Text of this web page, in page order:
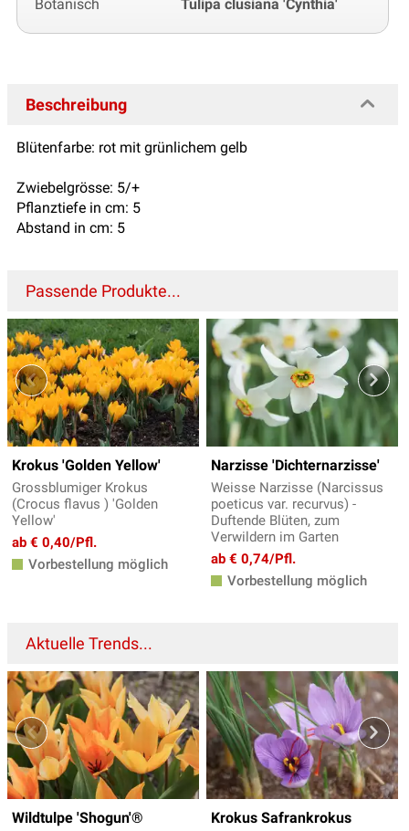
Botanisch Tulipa clusiana 'Cynthia'
Beschreibung
Blütenfarbe: rot mit grünlichem gelb
Zwiebelgrösse: 5/+
Pflanztiefe in cm: 5
Abstand in cm: 5
Passende Produkte...
Krokus 'Golden Yellow'
Grossblumiger Krokus
(Crocus flavus ) 'Golden
Yellow'
ab € 0,40/Pfl.
Vorbestellung möglich
Narzisse 'Dichternarzisse'
Weisse Narzisse (Narcissus
poeticus var. recurvus) -
Duftende Blüten, zum
Verwildern im Garten
ab € 0,74/Pfl.
Vorbestellung möglich
Aktuelle Trends...
Wildtulpe 'Shogun'® Krokus Safrankrokus